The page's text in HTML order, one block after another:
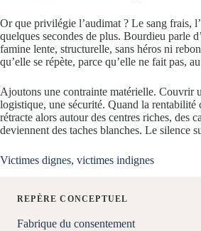
Or que privilégie l’audimat ? Le sang frais,
quelques secondes de plus. Bourdieu parle
famine lente, structurelle, sans héros ni
qu’elle se répète, parce qu’elle ne fait pas,
Ajoutons une contrainte matérielle. Couvrir
logistique, une sécurité. Quand la rentabilité
rétracte alors autour des centres riches, des
deviennent des taches blanches. Le silence
Victimes dignes, victimes indignes
REPÈRE CONCEPTUEL
Fabrique du consentement